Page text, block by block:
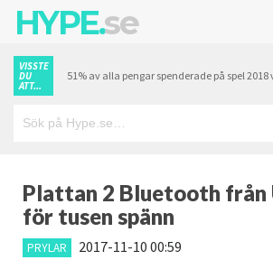
HYPE.se
VISSTE
DU
ATT...
51% av alla pengar spenderade på spel 2018
Plattan 2 Bluetooth från
för tusen spänn
PRYLAR 2017-11-10 00:59